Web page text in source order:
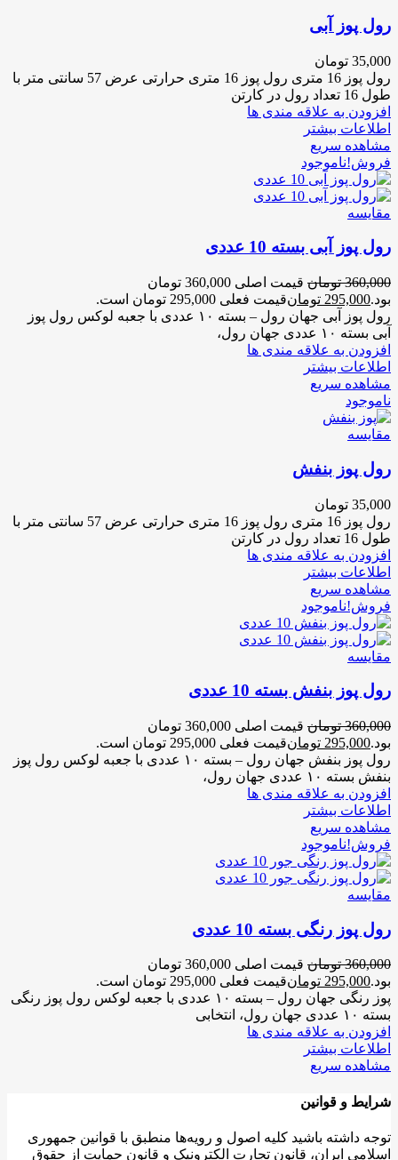
رول پوز آبی
35,000 تومان
رول پوز 16 متری رول پوز 16 متری حرارتی عرض 57 سانتی متر با
طول 16 تعداد رول در کارتن
افزودن به علاقه مندی ها
اطلاعات بیشتر
مشاهده سریع
فروش!ناموجود
مقایسه
رول پوز آبی بسته 10 عددی
360,000 تومان
قیمت اصلی 360,000 تومان
بود.295,000 تومانقیمت فعلی 295,000 تومان است.
رول پوز آبی جهان رول – بسته ۱۰ عددی با جعبه لوکس رول پوز
آبی بسته ۱۰ عددی جهان رول،
افزودن به علاقه مندی ها
اطلاعات بیشتر
مشاهده سریع
ناموجود
مقایسه
رول پوز بنفش
35,000 تومان
رول پوز 16 متری رول پوز 16 متری حرارتی عرض 57 سانتی متر با
طول 16 تعداد رول در کارتن
افزودن به علاقه مندی ها
اطلاعات بیشتر
مشاهده سریع
فروش!ناموجود
مقایسه
رول پوز بنفش بسته 10 عددی
360,000 تومان
قیمت اصلی 360,000 تومان
بود.295,000 تومانقیمت فعلی 295,000 تومان است.
رول پوز بنفش جهان رول – بسته ۱۰ عددی با جعبه لوکس رول پوز
بنفش بسته ۱۰ عددی جهان رول،
افزودن به علاقه مندی ها
اطلاعات بیشتر
مشاهده سریع
فروش!ناموجود
مقایسه
رول پوز رنگی بسته 10 عددی
360,000 تومان
قیمت اصلی 360,000 تومان
بود.295,000 تومانقیمت فعلی 295,000 تومان است.
پوز رنگی جهان رول – بسته ۱۰ عددی با جعبه لوکس رول پوز رنگی
بسته ۱۰ عددی جهان رول، انتخابی
افزودن به علاقه مندی ها
اطلاعات بیشتر
مشاهده سریع
شرایط و قوانین
توجه داشته باشید کلیه اصول و رویه‏‌ها منطبق با قوانین جمهوری
اسلامی ایران، قانون تجارت الکترونیک و قانون حمایت از حقوق